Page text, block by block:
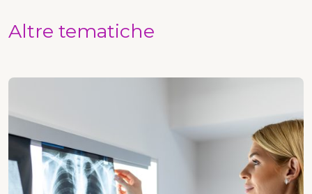
Altre tematiche
Radiologia e imaging